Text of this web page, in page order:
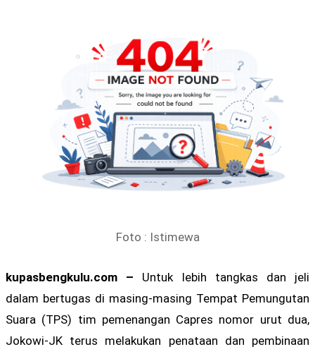
Foto : Istimewa
kupasbengkulu.com – Untuk lebih tangkas dan jeli
dalam bertugas di masing-masing Tempat Pemungutan
Suara (TPS) tim pemenangan Capres nomor urut dua,
Jokowi-JK terus melakukan penataan dan pembinaan